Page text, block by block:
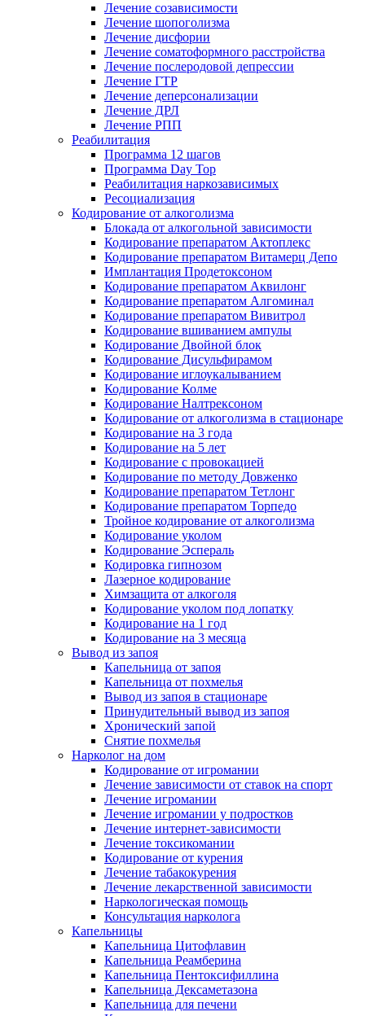
Лечение созависимости
Лечение шопоголизма
Лечение дисфории
Лечение соматоформного расстройства
Лечение послеродовой депрессии
Лечение ГТР
Лечение деперсонализации
Лечение ДРЛ
Лечение РПП
Реабилитация
Программа 12 шагов
Программа Day Top
Реабилитация наркозависимых
Ресоциализация
Кодирование от алкоголизма
Блокада от алкогольной зависимости
Кодирование препаратом Актоплекс
Кодирование препаратом Витамерц Депо
Имплантация Продетоксоном
Кодирование препаратом Аквилонг
Кодирование препаратом Алгоминал
Кодирование препаратом Вивитрол
Кодирование вшиванием ампулы
Кодирование Двойной блок
Кодирование Дисульфирамом
Кодирование иглоукалыванием
Кодирование Колме
Кодирование Налтрексоном
Кодирование от алкоголизма в стационаре
Кодирование на 3 года
Кодирование на 5 лет
Кодирование с провокацией
Кодирование по методу Довженко
Кодирование препаратом Тетлонг
Кодирование препаратом Торпедо
Тройное кодирование от алкоголизма
Кодирование уколом
Кодирование Эспераль
Кодировка гипнозом
Лазерное кодирование
Химзащита от алкоголя
Кодирование уколом под лопатку
Кодирование на 1 год
Кодирование на 3 месяца
Вывод из запоя
Капельница от запоя
Капельница от похмелья
Вывод из запоя в стационаре
Принудительный вывод из запоя
Хронический запой
Снятие похмелья
Нарколог на дом
Кодирование от игромании
Лечение зависимости от ставок на спорт
Лечение игромании
Лечение игромании у подростков
Лечение интернет-зависимости
Лечение токсикомании
Кодирование от курения
Лечение табакокурения
Лечение лекарственной зависимости
Наркологическая помощь
Консультация нарколога
Капельницы
Капельница Цитофлавин
Капельница Реамберина
Капельница Пентоксифиллина
Капельница Дексаметазона
Капельница для печени